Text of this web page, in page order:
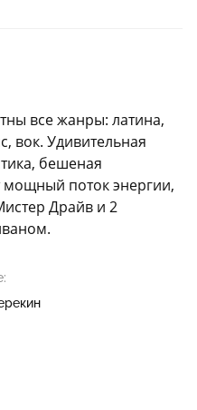
все жанры: латина,
вок. Удивительная
бешеная
мощный поток энергии,
Драйв и 2